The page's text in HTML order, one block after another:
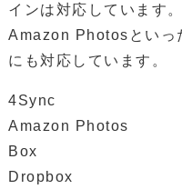
インは対応しています
Amazon Photosといっ
にも対応しています。
4Sync
Amazon Photos
Box
Dropbox